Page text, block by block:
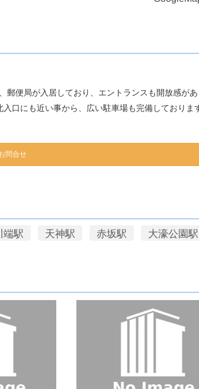
便局が入居しており、エントランスも開放感があ
口にも近い事から、広い駐車場も完備しておりま
問合せ
端駅 天神駅 赤坂駅 大濠公園駅